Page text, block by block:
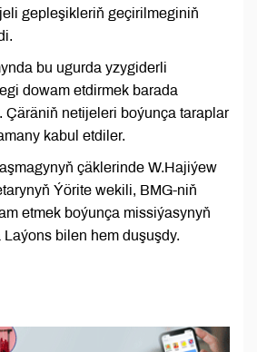
gepleşikleriň geçirilmeginiň
bu ugurda yzygiderli
dowam etdirmek barada
Çäräniň netijeleri boýunça taraplar
kabul etdiler.
çäklerinde W.Hajiýew
Ýörite wekili, BMG-niň
etmek boýunça missiýasynyň
bilen hem duşuşdy.